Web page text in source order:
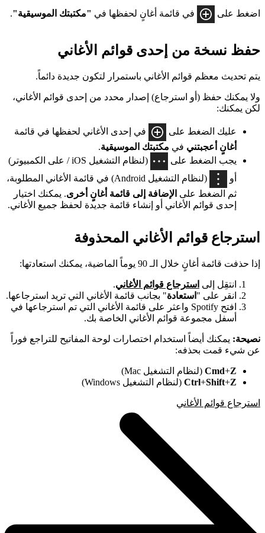
اضغط على في قائمة أغانٍ لحفظها في "مكتبتك الموسيقية".
حفظ نسخة من إحدى قوائم الأغاني
يتم تحديث معظم قوائم الأغاني باستمرار لتكون جديدة دائماً.
ولا يمكنك حفظ (أو استرجاع) إصدار محدد من إحدى قوائم الأغاني،
لكن يمكنك:
عليك الضغط على
في إحدى الأغاني لحفظها في قائمة
أغانٍ أعجبتني في مكتبتك الموسيقية.
يجب الضغط على
(لنظام التشغيل iOS / على الكمبيوتر)
أو
(لنظام التشغيل Android) في قائمة الأغاني المطلوبة،
ثم الضغط على الإضافة إلى قائمة أغانٍ أخرى. يمكنك اختيار
إحدى قوائم الأغاني أو إنشاء قائمة جديدة لحفظ جميع الأغاني.
استرجاع قوائم الأغاني المحذوفة
إذا حذفت قائمة أغانٍ خلال الـ 90 يوماً الماضية، يمكنك استعادتها:
انتقِل إلى استرجاع قوائم الأغاني.
انقر على " استعادة" بجانب قائمة الأغاني التي تريد استرجاعها.
افتح Spotify واعثر على قائمة الأغاني التي تم استرجاعها في
أسفل مجموعة قوائم الأغاني الخاصة بك.
نصيحة: يمكنك أيضاً استخدام اختصارات لوحة المفاتيح للتراجع فوراً
عن شيء قمت بحذفه:
Cmd+Z
(لنظام التشغيل Mac)
Ctrl+Shift+Z (لنظام التشغيل Windows)
استرجاع قوائم الأغاني